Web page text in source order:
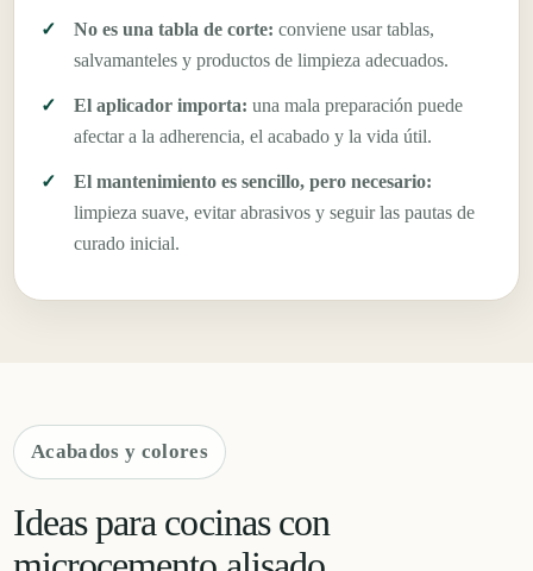
No es una tabla de corte: conviene usar tablas,
salvamanteles y productos de limpieza adecuados.
El aplicador importa: una mala preparación puede
afectar a la adherencia, el acabado y la vida útil.
El mantenimiento es sencillo, pero necesario:
limpieza suave, evitar abrasivos y seguir las pautas de
curado inicial.
Acabados y colores
Ideas para cocinas con